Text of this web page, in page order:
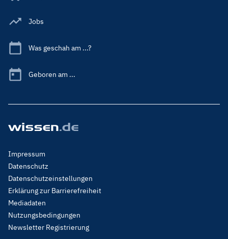
Jobs
Was geschah am ...?
Geboren am ...
Footer
Menu
Legal
Impressum
Datenschutz
Datenschutzeinstellungen
Erklärung zur Barrierefreiheit
Mediadaten
Nutzungsbedingungen
Newsletter Registrierung